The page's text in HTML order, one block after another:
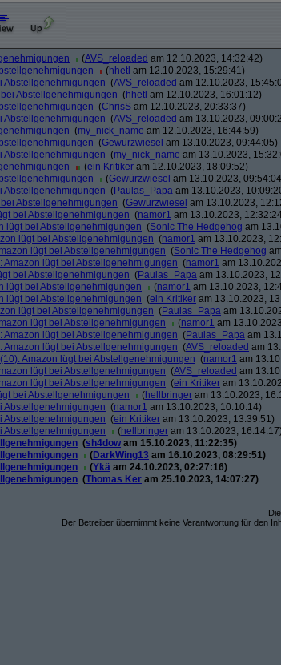
(AVS_reloaded am 12.10.2023, 14:32:42)
(hhetl am 12.10.2023, 15:29:41)
Abstellgenehmigungen (AVS_reloaded am 12.10.2023,
Abstellgenehmigungen (hhetl am 12.10.2023, 16:01:12)
(ChrisS am 12.10.2023, 20:33:37)
Abstellgenehmigungen (AVS_reloaded am 13.10.2023,
(my_nick_name am 12.10.2023, 16:44:59)
(Gewürzwiesel am 13.10.2023, 09:44:05)
Abstellgenehmigungen (my_nick_name am 13.10.2023,
(ein Kritiker am 12.10.2023, 18:09:52)
(Gewürzwiesel am 13.10.2023,
Abstellgenehmigungen (Paulas_Papa am 13.10.2023,
Abstellgenehmigungen (Gewürzwiesel am 13.10.2023,
bei Abstellgenehmigungen (namor1 am 13.10.2023,
lügt bei Abstellgenehmigungen (Sonic The Hedgehog am
lügt bei Abstellgenehmigungen (namor1 am 13.10.2023,
lügt bei Abstellgenehmigungen (Sonic The Hedgehog
Amazon lügt bei Abstellgenehmigungen (namor1 am
bei Abstellgenehmigungen (Paulas_Papa am 13.10.2023,
lügt bei Abstellgenehmigungen
(namor1 am 13.10.2023,
lügt bei Abstellgenehmigungen (ein Kritiker am 13.10.2023,
lügt bei Abstellgenehmigungen (Paulas_Papa am
lügt bei Abstellgenehmigungen
(namor1 am
Amazon lügt bei Abstellgenehmigungen (Paulas_Papa am
Amazon lügt bei Abstellgenehmigungen (AVS_reloaded am
Amazon lügt bei Abstellgenehmigungen (namor1 am
lügt bei Abstellgenehmigungen (AVS_reloaded am
lügt bei Abstellgenehmigungen (ein Kritiker am
bei Abstellgenehmigungen
(hellbringer am 13.10.2023,
Abstellgenehmigungen (namor1 am 13.10.2023, 10:10:14)
Abstellgenehmigungen (ein Kritiker am 13.10.2023, 13:39:51)
Abstellgenehmigungen
(hellbringer am 13.10.2023, 16:14:17)
(sh4dow am 15.10.2023, 11:22:35)
(DarkWing13 am 16.10.2023, 08:29:51)
(Ykä am 24.10.2023, 02:27:16)
(Thomas Ker am 25.10.2023, 14:07:27)
Der Betreiber übernimmt keine Verantwortung für den